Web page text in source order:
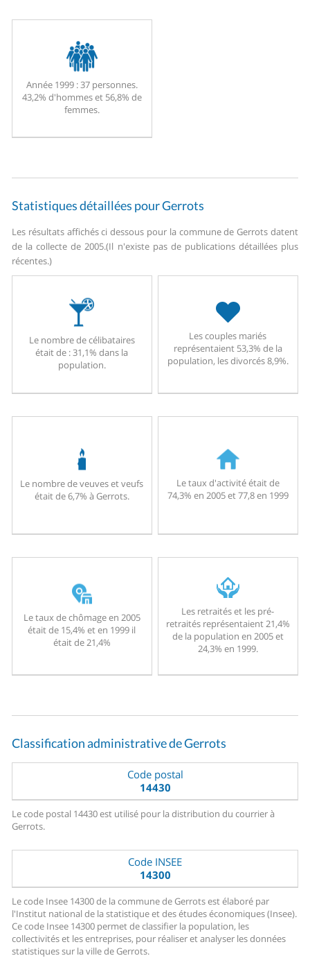
Année 1999 :37 personnes.
43,2% d'hommes et 56,8% de
femmes.
Statistiques détaillées pour Gerrots
Les résultats affichés ci dessous pour la commune de Gerrots datent
de la collecte de 2005.(Il n'existe pas de publications détaillées plus
récentes.)
Le nombre de célibataires
était de : 31,1% dans la
population.
Les couples mariés
représentaient 53,3% de la
population, les divorcés 8,9%.
Le nombre de veuves et veufs
était de 6,7% à Gerrots.
Le taux d'activité était de
74,3% en 2005 et 77,8 en 1999
Le taux de chômage en 2005
était de 15,4% et en 1999 il
était de 21,4%
Les retraités et les pré-
retraités représentaient 21,4%
de la population en 2005 et
24,3% en 1999.
Classification administrative de Gerrots
Code postal
14430
Le code postal 14430 est utilisé pour la distribution du courrier à
Gerrots.
Code INSEE
14300
Le code Insee 14300 de la commune de Gerrots est élaboré par
l'Institut national de la statistique et des études économiques (Insee).
Ce code Insee 14300 permet de classifier la population, les
collectivités et les entreprises, pour réaliser et analyser les données
statistiques sur la ville de Gerrots.